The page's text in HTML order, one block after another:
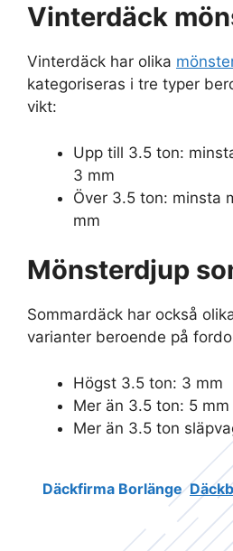
Vinterdäck
Vinterdäck har olika
kategoriseras i tre typer
vikt:
Upp till 3.5 ton:
3 mm
Över 3.5 ton: minsta
mm
Mönsterdjup
Sommardäck har också
varianter beroende på
Högst 3.5 ton: 3 mm
Mer än 3.5 ton: 5 mm
Mer än 3.5 ton
Däckfirma Borlänge